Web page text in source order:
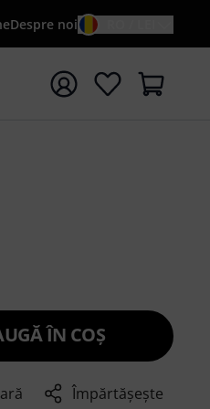
Despre noi
{searchTerm}
ÎN COŞ
Împărtășește